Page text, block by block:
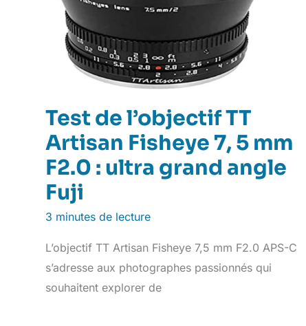
Test de l’objectif TT
Artisan Fisheye 7, 5 mm
F2.0 : ultra grand angle
Fuji
3 minutes de lecture
L’objectif TT Artisan Fisheye 7,5 mm F2.0 APS-C
s’adresse aux photographes passionnés qui
souhaitent explorer de